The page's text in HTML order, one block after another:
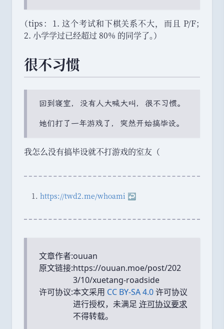
（tips： 1. 这个考试和下棋关系不大， 而且 P/F；
2. 小学学过已经超过 80% 的同学了。）
很不习惯
回到寝室， 没有人大喊大叫 ， 很不习惯。
她们打了一年游戏了 ， 突然开始搞毕设。
我怎么没有搞毕设就不打游戏的室友 （
https://twd2.me/whoami ↩
文章作者:ouuan
原文链接:https://ouuan.moe/post/202
3/10/xuetang-roadside
许可协议:本文采用 CC BY-SA 4.0许可协议
进行授权，未满足 许可协议要求
不得转载。